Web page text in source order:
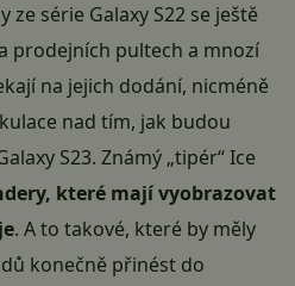
ze série Galaxy S22 se ještě
prodejních pultech a mnozí
na jejich dodání, nicméně
nad tím, jak budou
S23. Známý „tipér“ Ice
které mají vyobrazovat
. A to takové, které by měly
konečně přinést do